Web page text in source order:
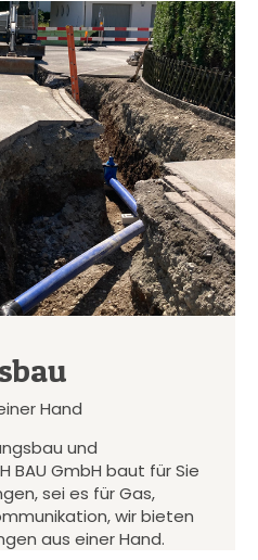
Hand
und
BAU GmbH baut für Sie
sei es für Gas,
wir bieten
aus einer Hand.